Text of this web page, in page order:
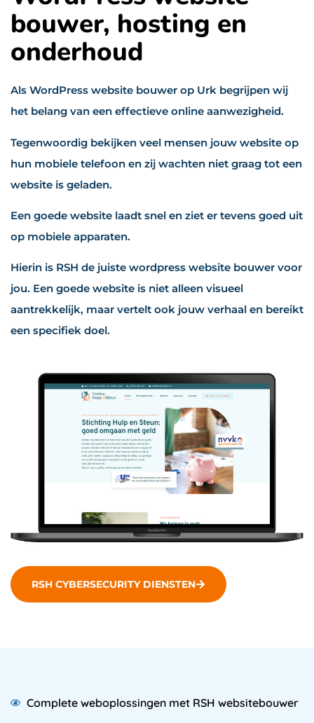
bouwer, hosting en
onderhoud
Als WordPress website bouwer op Urk begrijpen wij
het belang van een effectieve online aanwezigheid.
Tegenwoordig bekijken veel mensen jouw website op
hun mobiele telefoon en zij wachten niet graag tot een
website is geladen.
Een goede website laadt snel en ziet er tevens goed uit
op mobiele apparaten.
Hierin is RSH de juiste wordpress website bouwer voor
jou. Een goede website is niet alleen visueel
aantrekkelijk, maar vertelt ook jouw verhaal en bereikt
een specifiek doel.
RSH CYBERSECURITY DIENSTEN
Complete weboplossingen met RSH websitebouwer